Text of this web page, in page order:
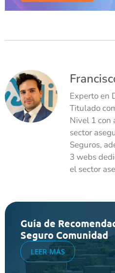
Experto en
Titulado
Nivel 1 con
sector
Seguros,
3 webs
el sector
Guía de
Seguro Comunidad
LEER MÁS